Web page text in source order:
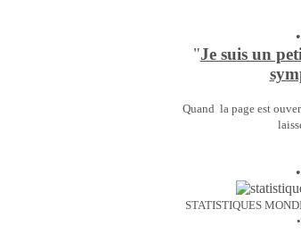
"Je suis un
Quand la page est
STATISTIQUES